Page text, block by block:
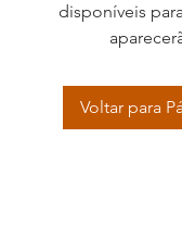
disponíveis
Voltar para